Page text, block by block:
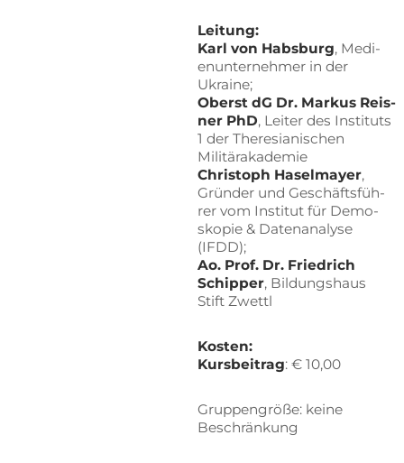
Lei­tung:
Karl von Habs­burg, Me­di­
en­un­ter­neh­mer in der
Ukraine;
Oberst dG Dr. Mar­kus Reis­
ner PhD, Lei­ter des In­sti­tuts
1 der The­re­sia­ni­schen
Militärakademie
Chris­toph Ha­sel­may­er,
Grün­der und Ge­schäfts­füh­
rer vom In­sti­tut für De­mo­
sko­pie & Da­ten­ana­ly­se
(IFDD);
Ao. Prof. Dr. Fried­rich
Schip­per, Bil­dungs­haus
Stift Zwettl
Kos­ten:
Kurs­bei­trag: € 10,00
Grup­pen­grö­ße: kei­ne
Beschränkung